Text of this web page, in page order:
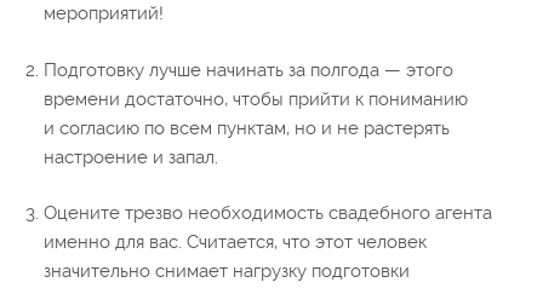
мероприятий!
Подготовку лучше начинать за полгода — этого
времени достаточно, чтобы прийти к пониманию
и согласию по всем пунктам, но и не растерять
настроение и запал.
Оцените трезво необходимость свадебного агента
именно для вас. Считается, что этот человек
значительно снимает нагрузку подготовки